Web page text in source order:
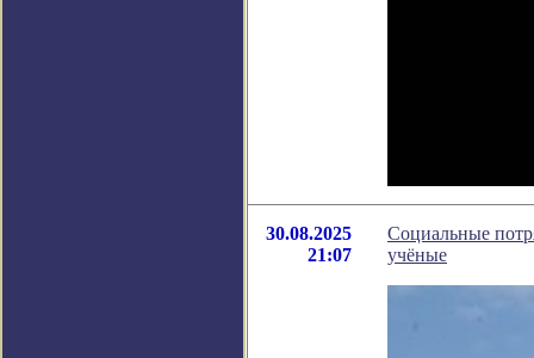
30.08.2025
21:07
Социальные
учёные